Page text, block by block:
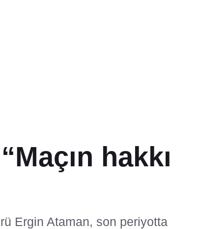
hakkı
Ergin Ataman, son periyotta